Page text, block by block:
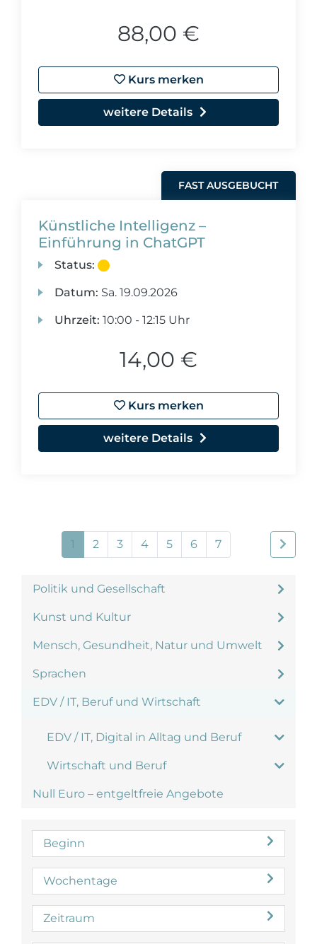
Politik und Gesellschaft
Kunst und Kultur
Mensch, Gesundheit, Natur und Umwelt
Sprachen
EDV / IT, Beruf und Wirtschaft
EDV / IT, Digital in Alltag und Beruf
Wirtschaft und Beruf
Null Euro – entgeltfreie Angebote
Beginn
Wochentage
Zeitraum
88,00 €
Kurs merken
weitere Details
FAST AUSGEBUCHT
Künstliche Intelligenz –
Einführung in ChatGPT
Status:
Datum: Sa. 19.09.2026
Uhrzeit: 10:00 - 12:15 Uhr
14,00 €
Kurs merken
weitere Details
1 2 3 4 5 6 7